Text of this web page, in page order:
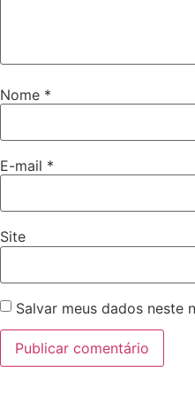
Nome *
E-mail *
Site
Salvar meus dados neste